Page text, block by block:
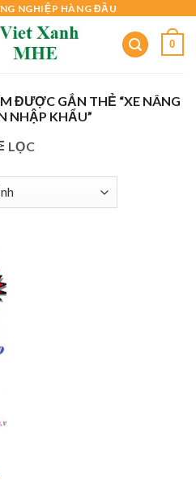
NGHIỆP HÀNG ĐẦU
0
ĐƯỢC GẮN THẺ “XE NÂNG
NHẬP KHẨU”
LỌC